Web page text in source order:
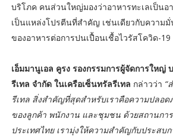
บริโภค คนส่วนใหญ่มองว่าอาหารทะเลเป็น
เป็นแหล่งโปรตีนที่สำคัญ เช่นเดียวกับความ
ของอาหารต่อการปนเปื้อนเชื้อไวรัสโควิด-19
เอ็มมานูเอล คูรง รองกรรมการผู้จัดการใหญ่
รีเทล จำกัด ในเครือเซ็นทรัลรีเทล กล่าวว่า “
รีเทล สิ่งสำคัญที่สุดสำหรับเราคือความปลอ
ของลูกค้า พนักงาน และชุมชน ด้วยสถานก
ประเทศไทย เรามุ่งให้ความสำคัญกับประสบ